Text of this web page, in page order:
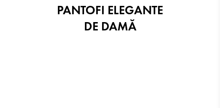
PANTOFI ELEGANTE
DE DAMĂ